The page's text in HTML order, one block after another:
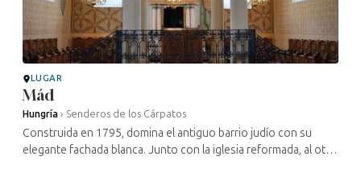
LUGAR
Mád
Hungría › Senderos de los Cárpatos
Construida en 1795, domina el antiguo barrio judío con su
elegante fachada blanca. Junto con la iglesia reformada, al otro